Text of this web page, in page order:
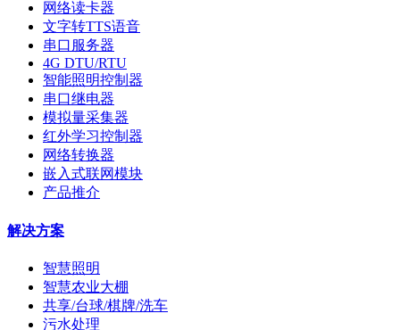
网络读卡器
文字转TTS语音
串口服务器
4G DTU/RTU
智能照明控制器
串口继电器
模拟量采集器
红外学习控制器
网络转换器
嵌入式联网模块
产品推介
解决方案
智慧照明
智慧农业大棚
共享/台球/棋牌/洗车
污水处理